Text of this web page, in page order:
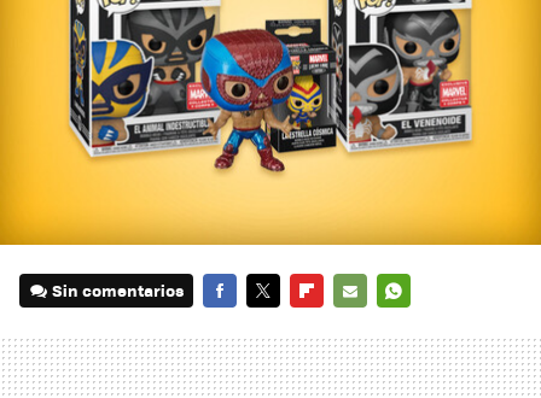
Sin comentarios
MAIL